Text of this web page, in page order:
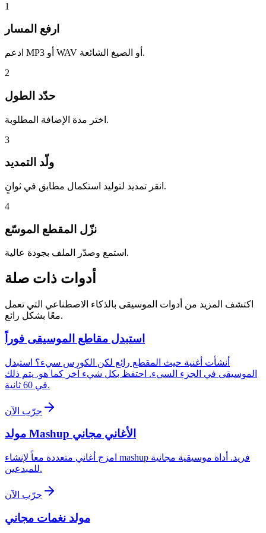
1
ارفع المسار
ادعم MP3 أو WAV أو الصيغ الشائعة.
2
حدّد الطول
اختر مدة الإضافة المطلوبة.
3
ولّد التمديد
انقر تمديد لتوليد استكمال مطابق في ثوانٍ.
4
نزّل المقطع الموسّع
استمع وصدّر الملف بجودة عالية.
أدوات ذات صلة
اكتشف المزيد من أدوات الموسيقى بالذكاء الاصطناعي التي تعمل
معًا بشكل رائع.
استبدل مقاطع الموسيقى فوراً
أنشأت أغنية حيث المقطع رائع لكن الكورس سيء؟ استبدل
الموسيقى في الجزء السيء. احتفظ بكل شيء آخر كما هو. يتم ذلك
في 60 ثانية.
جرّب الآن
مولد Mashup الأغاني مجاني
امزج أغاني متعددة معاً لإنشاء mashup فريد. أداة موسيقية مجانية
للمبدعين.
جرّب الآن
مولد نغمات مجاني